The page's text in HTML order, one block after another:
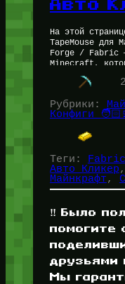
На этой
TapeMouse для
Forge / Fabric
Minecraft,
факту не
Рубрики:
Конфиги
Теги: Fabric
Авто Кликер
Майнкрафт,
‼️ Было
помогите
друзьями
Мы